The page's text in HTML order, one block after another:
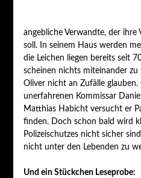
angebliche Verwandte, der
soll. In seinem Haus werden
die Leichen liegen bereits seit
scheinen nichts miteinander zu
Oliver nicht an Zufälle glauben.
unerfahrenen Kommissar
Matthias Habicht versucht er
finden. Doch schon bald wird
Polizeischutzes nicht sicher
nicht unter den Lebenden zu
Und ein Stückchen Leseprobe: